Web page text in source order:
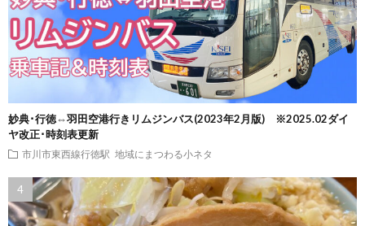
妙典･行徳⇔羽田空港行きリムジンバス(2023年2月版) ※2025.02ダイ
ヤ改正･時刻表更新
市川市東西線行徳駅 地域にまつわる小ネタ